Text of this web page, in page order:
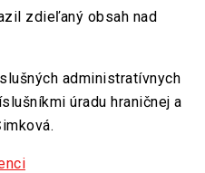
zdieľaný obsah nad
administratívnych
úradu hraničnej a